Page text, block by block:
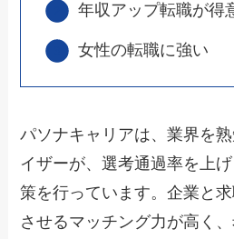
年収アップ転職が得
女性の転職に強い
パソナキャリアは、業界を
イザーが、選考通過率を上
策を行っています。企業と
させるマッチング力が高く